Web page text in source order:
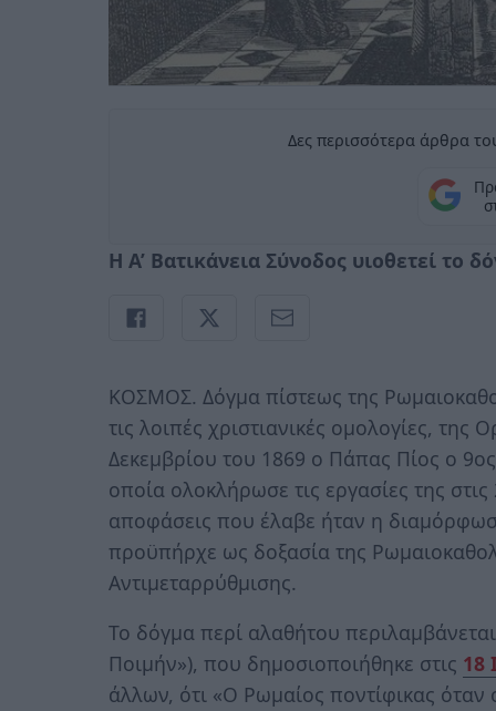
Δες περισσότερα άρθρα
Η Α’ Βατικάνεια Σύνοδος υιοθετεί το
ΚΟΣΜΟΣ. Δόγμα πίστεως της
τις λοιπές χριστιανικές ομολογίες,
Δεκεμβρίου του 1869 ο Πάπας Πίος ο
οποία ολοκλήρωσε τις εργασίες της
αποφάσεις που έλαβε ήταν η
προϋπήρχε ως δοξασία της
Αντιμεταρρύθμισης.
Το δόγμα περί αλαθήτου
Ποιμήν»), που δημοσιοποιήθηκε στις 18
άλλων, ότι «Ο Ρωμαίος ποντίφικας